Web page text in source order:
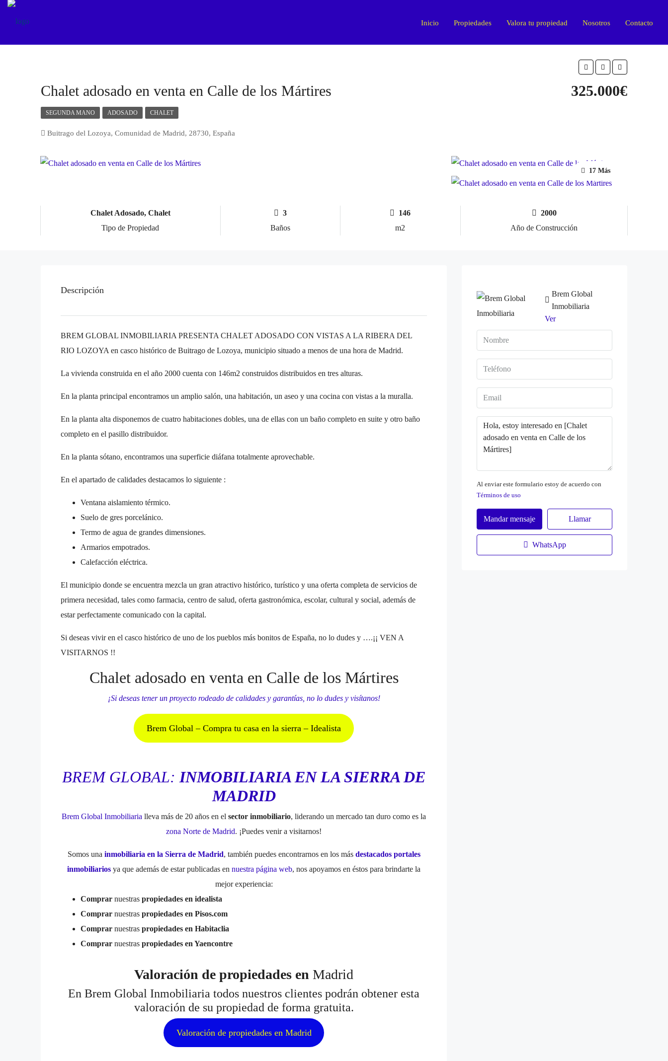
Inicio Propiedades Valora tu propiedad Nosotros Contacto
Chalet adosado en venta en Calle de los Mártires 325.000€
SEGUNDA MANO ADOSADO CHALET
Buitrago del Lozoya, Comunidad de Madrid, 28730, España
17 Más
Chalet Adosado, Chalet
Tipo de Propiedad
3
Baños
146
m2
2000
Año de Construcción
Descripción
BREM GLOBAL INMOBILIARIA PRESENTA CHALET ADOSADO CON VISTAS A LA RIBERA DEL
RIO LOZOYA en casco histórico de Buitrago de Lozoya, municipio situado a menos de una hora de Madrid.
La vivienda construida en el año 2000 cuenta con 146m2 construidos distribuidos en tres alturas.
En la planta principal encontramos un amplio salón, una habitación, un aseo y una cocina con vistas a la muralla.
En la planta alta disponemos de cuatro habitaciones dobles, una de ellas con un baño completo en suite y otro baño
completo en el pasillo distribuidor.
En la planta sótano, encontramos una superficie diáfana totalmente aprovechable.
En el apartado de calidades destacamos lo siguiente :
Ventana aislamiento térmico.
Suelo de gres porcelánico.
Termo de agua de grandes dimensiones.
Armarios empotrados.
Calefacción eléctrica.
El municipio donde se encuentra mezcla un gran atractivo histórico, turístico y una oferta completa de servicios de
primera necesidad, tales como farmacia, centro de salud, oferta gastronómica, escolar, cultural y social, además de
estar perfectamente comunicado con la capital.
Si deseas vivir en el casco histórico de uno de los pueblos más bonitos de España, no lo dudes y ….¡¡ VEN A
VISITARNOS !!
Chalet adosado en venta en Calle de los Mártires
¡Si deseas tener un proyecto rodeado de calidades y garantías, no lo dudes y visítanos!
Brem Global – Compra tu casa en la sierra – Idealista
BREM GLOBAL: INMOBILIARIA EN LA SIERRA DE
MADRID
Brem Global Inmobiliaria lleva más de 20 años en el sector inmobiliario, liderando un mercado tan duro como es la
zona Norte de Madrid. ¡Puedes venir a visitarnos!
Somos una inmobiliaria en la Sierra de Madrid, también puedes encontrarnos en los más destacados portales
inmobiliarios ya que además de estar publicadas en nuestra página web, nos apoyamos en éstos para brindarte la
mejor experiencia:
Comprar nuestras propiedades en idealista
Comprar nuestras propiedades en Pisos.com
Comprar nuestras propiedades en Habitaclia
Comprar nuestras propiedades en Yaencontre
Valoración de propiedades en Madrid
En Brem Global Inmobiliaria todos nuestros clientes podrán obtener esta
valoración de su propiedad de forma gratuita.
Valoración de propiedades en Madrid
Brem Global
Inmobiliaria
Ver
Al enviar este formulario estoy de acuerdo con
Términos de uso
Mandar mensaje Llamar
WhatsApp